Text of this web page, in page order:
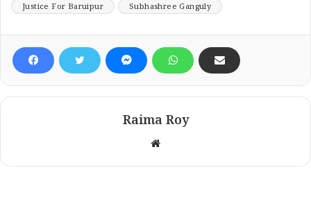
Justice For Baruipur
Subhashree Ganguly
Raima Roy
Website